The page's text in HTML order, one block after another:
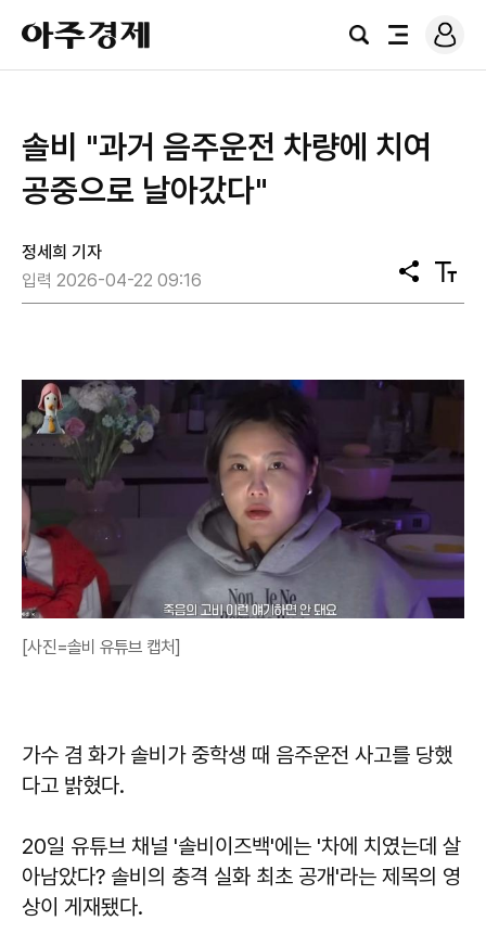
아
주
경
검
전
로
그
솔비 "과거 음주운전 차량에 치여
공중으로 날아갔다"
정세희 기자
입력 2026-04-22 09:16
공
유
텍
스
[사진=솔비 유튜브 캡처]
가수 겸 화가 솔비가 중학생 때 음주운전 사고를 당했
다고 밝혔다.
20일 유튜브 채널 '솔비이즈백'에는 '차에 치였는데 살
아남았다? 솔비의 충격 실화 최초 공개'라는 제목의 영
상이 게재됐다.